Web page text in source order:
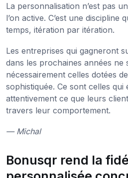
La personnalisation n’est pas
l’on active. C’est une discipline
temps, itération par itération.
Les entreprises qui gagneront
dans les prochaines années ne
nécessairement celles dotées
sophistiquée. Ce sont celles qui
attentivement ce que leurs
travers leur comportement.
— Michal
Bonusqr rend la